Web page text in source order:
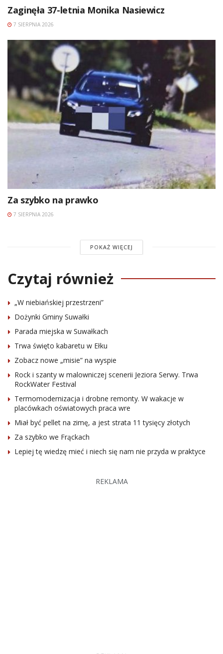
Zaginęła 37-letnia Monika Nasiewicz
7 SIERPNIA 2026
Za szybko na prawko
7 SIERPNIA 2026
POKAŻ WIĘCEJ
Czytaj również
„W niebiańskiej przestrzeni”
Dożynki Gminy Suwałki
Parada miejska w Suwałkach
Trwa święto kabaretu w Ełku
Zobacz nowe „misie” na wyspie
Rock i szanty w malowniczej scenerii Jeziora Serwy. Trwa
RockWater Festival
Termomodernizacja i drobne remonty. W wakacje w
placówkach oświatowych praca wre
Miał być pellet na zimę, a jest strata 11 tysięcy złotych
Za szybko we Frąckach
Lepiej tę wiedzę mieć i niech się nam nie przyda w praktyce
REKLAMA